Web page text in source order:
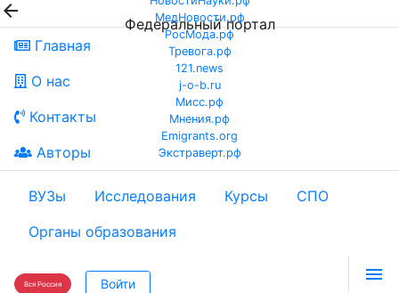
Федеральный портал

Главная
О нас
Контакты
Авторы
МедНовости.рф
РосМода.рф
Тревога.рф
121.news
j-o-b.ru
Мисс.рф
Мнения.рф
Emigrants.org
Экстраверт.рф
ВУЗы Исследования Курсы
СПО
Органы образования
Вся Россия Войти 